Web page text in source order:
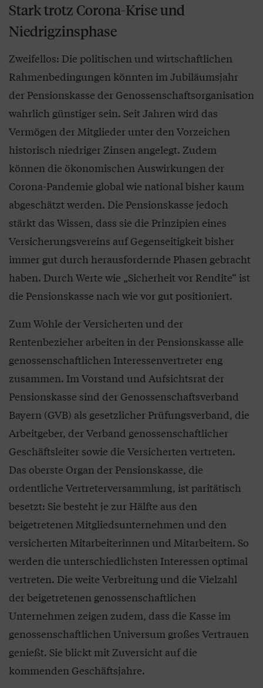
Stark trotz Corona-Krise und
Niedrigzinsphase
Zweifellos: Die politischen und wirtschaftlichen
Rahmenbedingungen könnten im Jubiläumsjahr
der Pensionskasse der Genossenschaftsorganisation
wahrlich günstiger sein. Seit Jahren wird das
Vermögen der Mitglieder unter den Vorzeichen
historisch niedriger Zinsen angelegt. Zudem
können die ökonomischen Auswirkungen der
Corona-Pandemie global wie national bisher kaum
abgeschätzt werden. Die Pensionskasse jedoch
stärkt das Wissen, dass sie die Prinzipien eines
Versicherungsvereins auf Gegenseitigkeit bisher
immer gut durch herausfordernde Phasen gebracht
haben. Durch Werte wie „Sicherheit vor Rendite“ ist
die Pensionskasse nach wie vor gut positioniert.
Zum Wohle der Versicherten und der
Rentenbezieher arbeiten in der Pensionskasse alle
genossenschaftlichen Interessenvertreter eng
zusammen. Im Vorstand und Aufsichtsrat der
Pensionskasse sind der Genossenschaftsverband
Bayern (GVB) als gesetzlicher Prüfungsverband, die
Arbeitgeber, der Verband genossenschaftlicher
Geschäftsleiter sowie die Versicherten vertreten.
Das oberste Organ der Pensionskasse, die
ordentliche Vertreterversammlung, ist paritätisch
besetzt: Sie besteht je zur Hälfte aus den
beigetretenen Mitgliedsunternehmen und den
versicherten Mitarbeiterinnen und Mitarbeitern. So
werden die unterschiedlichsten Interessen optimal
vertreten. Die weite Verbreitung und die Vielzahl
der beigetretenen genossenschaftlichen
Unternehmen zeigen zudem, dass die Kasse im
genossenschaftlichen Universum großes Vertrauen
genießt. Sie blickt mit Zuversicht auf die
kommenden Geschäftsjahre.